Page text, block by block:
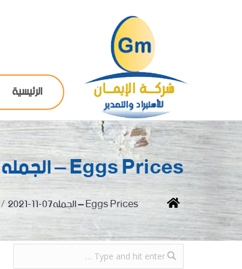
الرئيسية
Eggs Prices – الجمله07-11-2021
You are here:
Home Eggs Prices – الجمله07-11-2021